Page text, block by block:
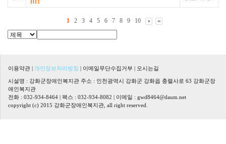
HIT
1 2 3 4 5 6 7 8 9 10
이용약관 | 개인정보처리방침 | 이메일무단수집거부 | 오시는길
시설명 : 강화군장애인복지관 주소 : 인천광역시 강화군 강화읍 충렬사로 63 강화군장
애인복지관
전화 : 032-934-8464 | 팩스 : 032-934-8082 | 이메일 : gwd8464@daum.net
copyright (c) 2015 강화군장애인복지관, all right reserved.